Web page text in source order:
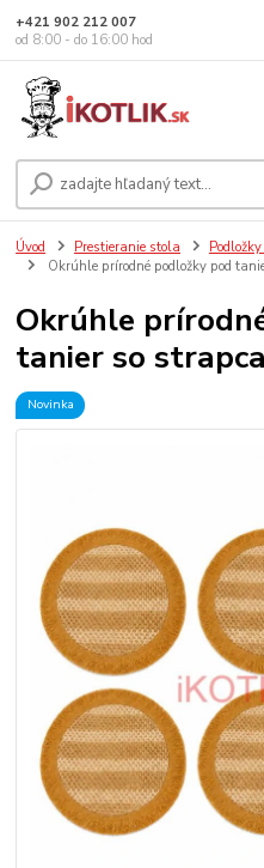
+421 902 212 007
od 8:00 - do 16:00 hod
Úvod Prestieranie stola
Okrúhle prírodné podložky pod
Okrúhle
tanier so
Novinka